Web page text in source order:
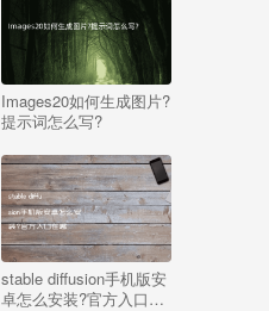
Images20如何生成图片?
提示词怎么写?
stable diffusion手机版安
卓怎么安装?官方入口在